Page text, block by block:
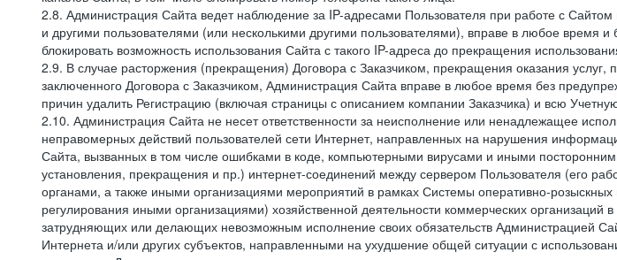
2.8. Администрация Сайта ведет наблюдение за IP-адресами Пользователя при работе с
и другими пользователями (или несколькими другими пользователями), вправе в любое время
блокировать возможность использования Сайта с такого IP-адреса до прекращения
2.9. В случае расторжения (прекращения) Договора с Заказчиком, прекращения оказания услуг,
заключенного Договора с Заказчиком, Администрация Сайта вправе в любое время без
причин удалить Регистрацию (включая страницы с описанием компании Заказчика) и всю
2.10. Администрация Сайта не несет ответственности за неисполнение или ненадлежащее
неправомерных действий пользователей сети Интернет, направленных на нарушения
Сайта, вызванных в том числе ошибками в коде, компьютерными вирусами и иными
установления, прекращения и пр.) интернет-соединений между сервером Пользователя (его
органами, а также иными организациями мероприятий в рамках Системы оперативно-
регулирования иными организациями) хозяйственной деятельности коммерческих
затрудняющих или делающих невозможным исполнение своих обязательств Администрацией
Интернета и/или других субъектов, направленными на ухудшение общей ситуации с